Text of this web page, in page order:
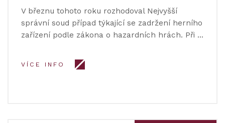
V březnu tohoto roku rozhodoval Nejvyšší
správní soud případ týkající se zadržení herního
zařízení podle zákona o hazardních hrách. Při …
VÍCE INFO